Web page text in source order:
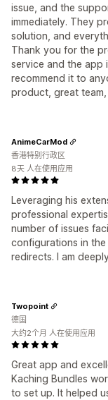
issue, and the
immediately. They
solution, and
Thank you for the
service and the app
recommend it to
product, great
Leveraging his
professional
number of issues
configurations in
redirects. I am
AnimeCarMod
香港特别行政区
8天 人在使用应用
Great app and
Kaching Bundles
to set up. It helped
Twopoint
德国
大约2个月 人在使用应用